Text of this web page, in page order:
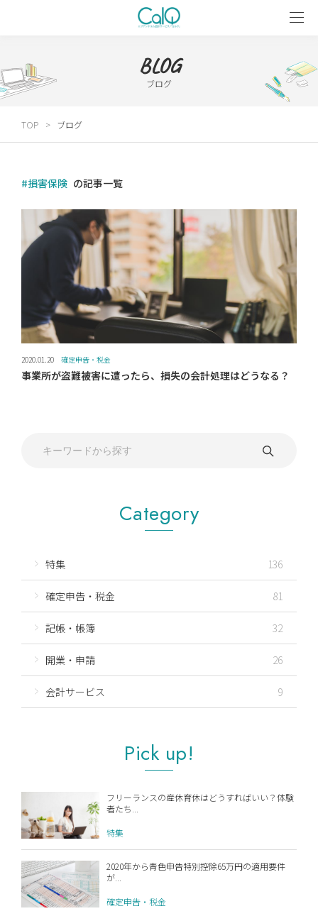
BLOG
ブログ
TOP ブログ
#損害保険 の記事一覧
2020.01.20 確定申告・税金
事業所が盗難被害に遭ったら、損失の会計処理はどうなる？
Category
特集 136
確定申告・税金 81
記帳・帳簿 32
開業・申請 26
会計サービス 9
Pick up!
フリーランスの産休育休はどうすればいい？体験
者たち...
特集
2020年から青色申告特別控除65万円の適用要件
が...
確定申告・税金